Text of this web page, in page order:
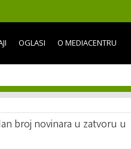
OGLASI O MEDIACENTRU
broj novinara u zatvoru u